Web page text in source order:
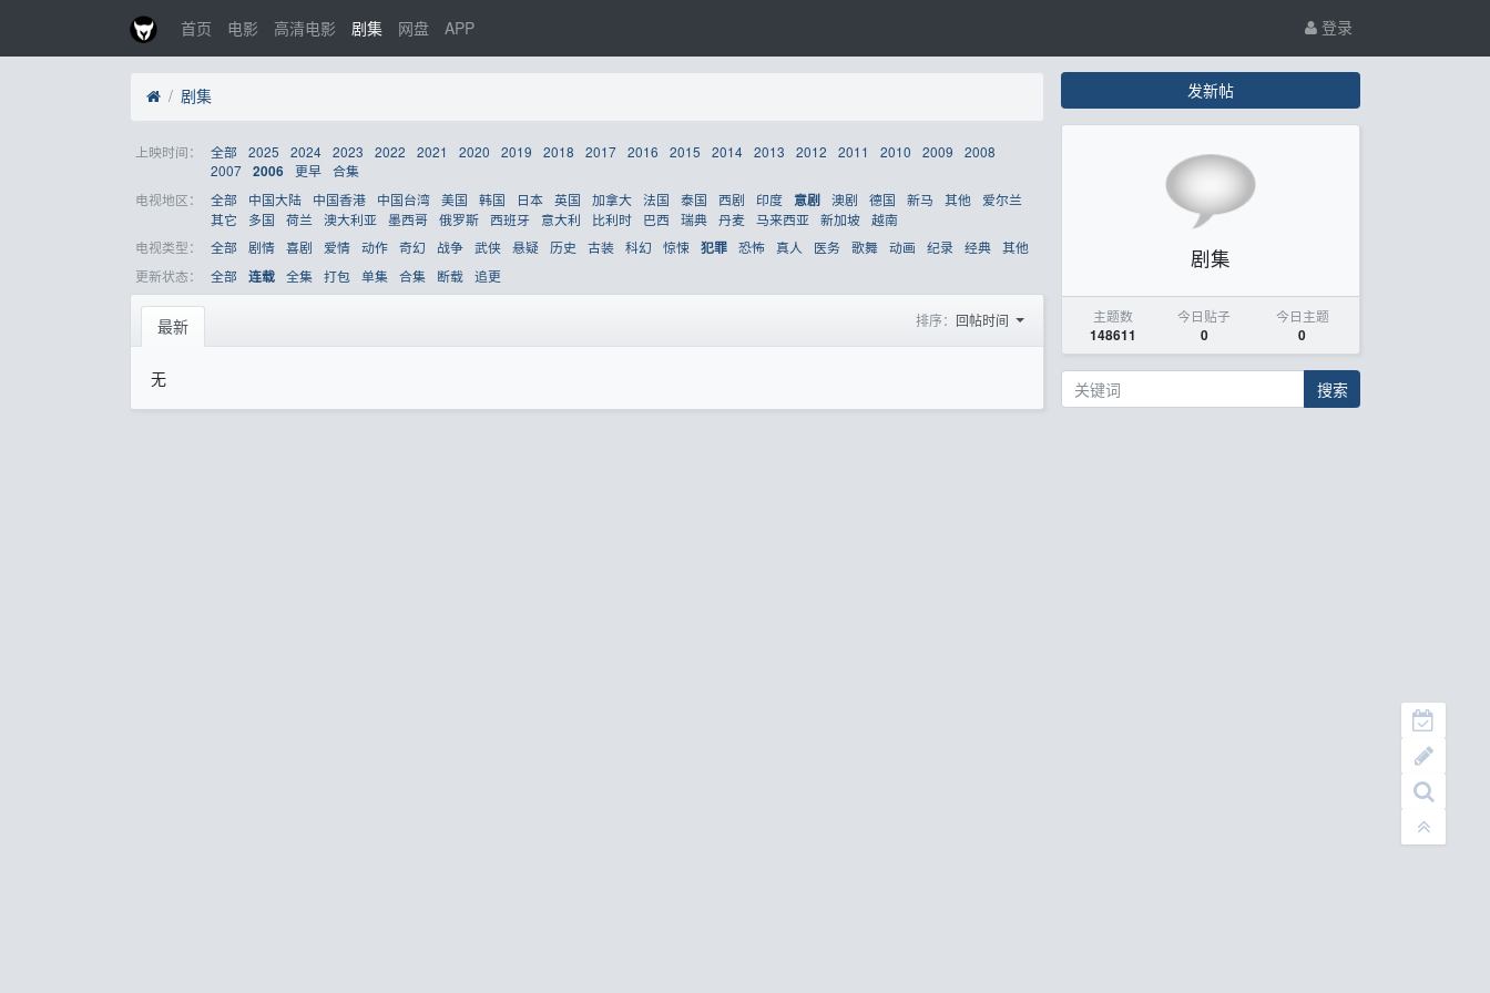
首页 电影 高清电影 剧集 网盘 APP 登录
剧集
上映时间： 全部 2025 2024 2023 2022 2021 2020 2019 2018 2017 2016 2015 2014 2013 2012 2011 2010 2009
2008
2007 2006 更早 合集
电视地区：
全部 中国大陆 中国香港 中国台湾 美国 韩国 日本 英国 加拿大 法国 泰国 西剧 印度 意剧 澳剧 德国 新马 其他
爱尔兰
其它
多国 荷兰 澳大利亚 墨西哥 俄罗斯 西班牙 意大利 比利时 巴西 瑞典 丹麦 马来西亚 新加坡 越南
电视类型：
全部 剧情 喜剧 爱情 动作 奇幻 战争 武侠 悬疑 历史 古装 科幻 惊悚 犯罪 恐怖 真人 医务 歌舞 动画 纪录 经典 其他
更新状态：
全部 连载 全集 打包 单集 合集 断载 追更
最新 排序： 回帖时间
无
发新帖
剧集
主题数
148611
今日贴子
0
今日主题
0
搜索